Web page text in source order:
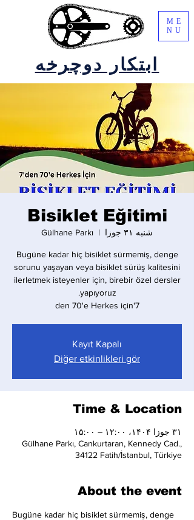
ابتکار دوچرخه
ME
NU
Bisiklet Eğitimi
شنبه ۳۱ جوزا
  |
Gülhane Parkı
Bugüne kadar hiç bisiklet sürmemiş, denge
sorunu yaşayan veya bisiklet sürüş kalitesini
ilerletmek isteyenler için, birebir özel dersler
7'den 70'e Herkes için
Kayıt Kapalı
Diğer etkinlikleri gör
Time & Location
۳۱ جوزا ۱۴۰۴، ۱۲:۰۰ – ۱۵:۰۰
Gülhane Parkı, Cankurtaran, Kennedy Cad.,
34122 Fatih/İstanbul, Türkiye
About the event
Bugüne kadar hiç bisiklet sürmemiş, denge